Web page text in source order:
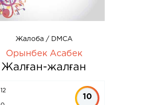
Жалоба / DMCA
Орынбек Асабек
Жалған-жалған
12
10